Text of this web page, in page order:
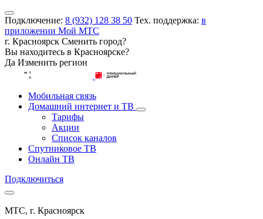
Подключение: 8 (932) 128 38 50 Тех. поддержка: в
приложении Мой МТС
г. Красноярск Сменить город?
Вы находитесь в Красноярске?
Да Изменить регион
Мобильная связь
Домашний интернет и ТВ
Тарифы
Акции
Список каналов
Спутниковое ТВ
Онлайн ТВ
Подключиться
МТС, г. Красноярск